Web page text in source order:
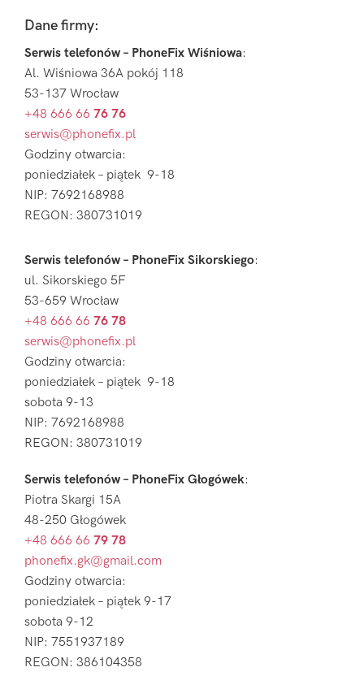
FooterDane firmy:
Serwis telefonów – PhoneFix Wiśniowa:
Al. Wiśniowa 36A pokój 118
53-137 Wrocław
+48 666 66 76 76
serwis@phonefix.pl
Godziny otwarcia:
poniedziałek – piątek 9-18
NIP: 7692168988
REGON: 380731019
Serwis telefonów – PhoneFix Sikorskiego:
ul. Sikorskiego 5F
53-659 Wrocław
+48 666 66 76 78
serwis@phonefix.pl
Godziny otwarcia:
poniedziałek – piątek 9-18
sobota 9-13
NIP: 7692168988
REGON: 380731019
Serwis telefonów – PhoneFix Głogówek:
Piotra Skargi 15A
48-250 Głogówek
+48 666 66 79 78
phonefix.gk@gmail.com
Godziny otwarcia:
poniedziałek – piątek 9-17
sobota 9-12
NIP: 7551937189
REGON: 386104358